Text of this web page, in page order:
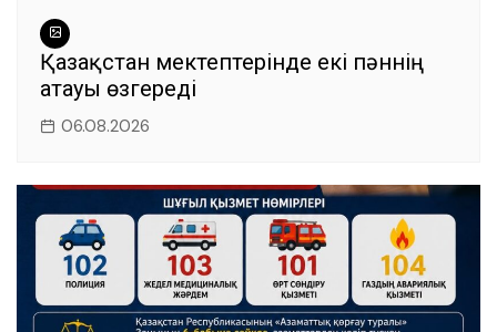
Қазақстан мектептерінде екі пәннің
атауы өзгереді
06.08.2026